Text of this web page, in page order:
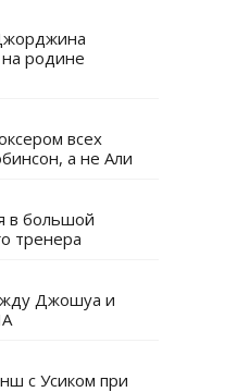
на родине
всех
а не Али
в большой
тренера
Джошуа и
с Усиком при